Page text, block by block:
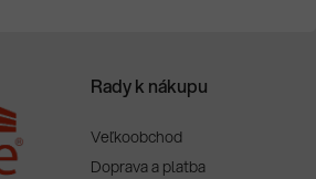
Rady k nákupu
Veľkoobchod
Doprava a platba